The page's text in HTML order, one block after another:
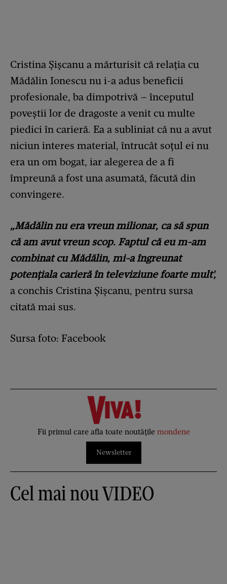
Cristina Șișcanu a mărturisit că relația cu
Mădălin Ionescu nu i-a adus beneficii
profesionale, ba dimpotrivă – începutul
poveștii lor de dragoste a venit cu multe
piedici în carieră. Ea a subliniat că nu a avut
niciun interes material, întrucât soțul ei nu
era un om bogat, iar alegerea de a fi
împreună a fost una asumată, făcută din
convingere.
„Mădălin nu era vreun milionar, ca să spun
că am avut vreun scop. Faptul că eu m-am
combinat cu Mădălin, mi-a îngreunat
potențiala carieră în televiziune foarte mult',
a conchis Cristina Șișcanu, pentru sursa
citată mai sus.
Sursa foto: Facebook
Fii primul care afla toate noutățile mondene
Newsletter
Cel mai nou VIDEO